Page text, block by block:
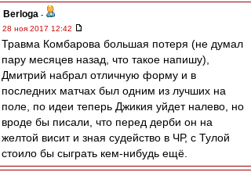
Berloga -
28 ноя 2017 12:42
Травма Комбарова большая потеря (не думал
пару месяцев назад, что такое напишу),
Дмитрий набрал отличную форму и в
последних матчах был одним из лучших на
поле, по идеи теперь Джикия уйдет налево, но
вроде бы писали, что перед дерби он на
желтой висит и зная судейство в ЧР, с Тулой
стоило бы сыграть кем-нибудь ещё.